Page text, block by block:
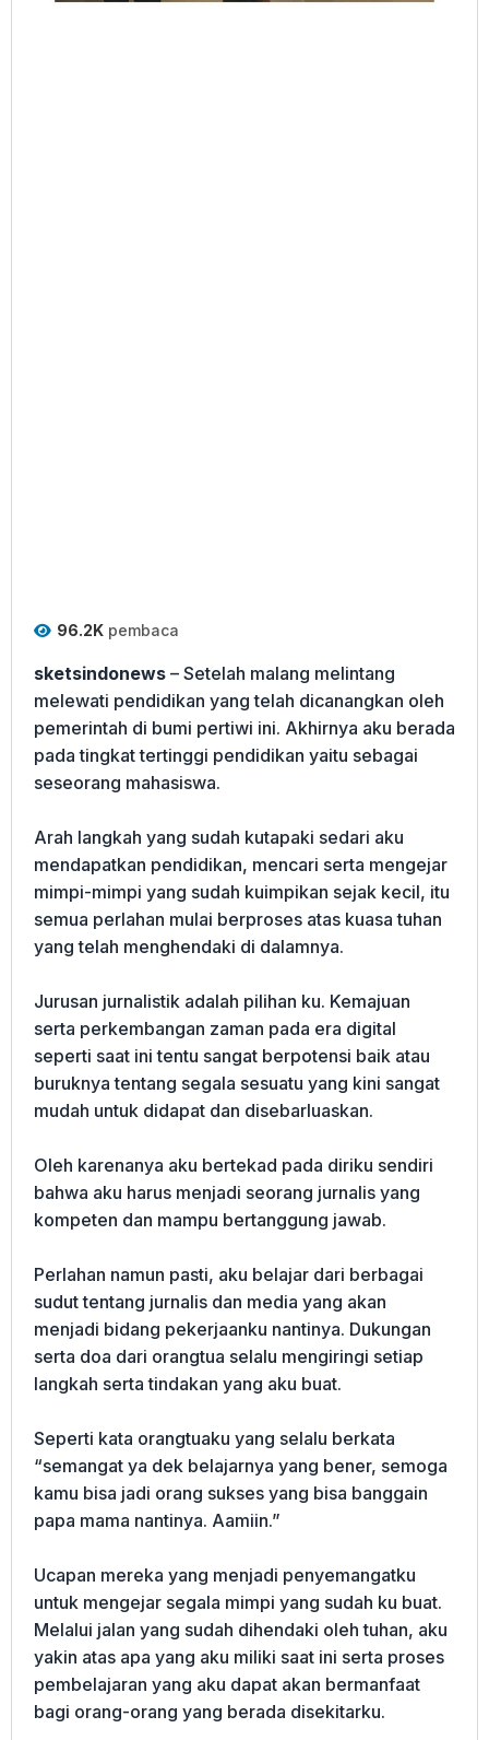
96.2K pembaca
sketsindonews – Setelah malang melintang
melewati pendidikan yang telah dicanangkan oleh
pemerintah di bumi pertiwi ini. Akhirnya aku berada
pada tingkat tertinggi pendidikan yaitu sebagai
seseorang mahasiswa.
Arah langkah yang sudah kutapaki sedari aku
mendapatkan pendidikan, mencari serta mengejar
mimpi-mimpi yang sudah kuimpikan sejak kecil, itu
semua perlahan mulai berproses atas kuasa tuhan
yang telah menghendaki di dalamnya.
Jurusan jurnalistik adalah pilihan ku. Kemajuan
serta perkembangan zaman pada era digital
seperti saat ini tentu sangat berpotensi baik atau
buruknya tentang segala sesuatu yang kini sangat
mudah untuk didapat dan disebarluaskan.
Oleh karenanya aku bertekad pada diriku sendiri
bahwa aku harus menjadi seorang jurnalis yang
kompeten dan mampu bertanggung jawab.
Perlahan namun pasti, aku belajar dari berbagai
sudut tentang jurnalis dan media yang akan
menjadi bidang pekerjaanku nantinya. Dukungan
serta doa dari orangtua selalu mengiringi setiap
langkah serta tindakan yang aku buat.
Seperti kata orangtuaku yang selalu berkata
“semangat ya dek belajarnya yang bener, semoga
kamu bisa jadi orang sukses yang bisa banggain
papa mama nantinya. Aamiin.”
Ucapan mereka yang menjadi penyemangatku
untuk mengejar segala mimpi yang sudah ku buat.
Melalui jalan yang sudah dihendaki oleh tuhan, aku
yakin atas apa yang aku miliki saat ini serta proses
pembelajaran yang aku dapat akan bermanfaat
bagi orang-orang yang berada disekitarku.